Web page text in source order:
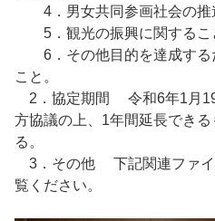
4．男女共同参画社会の推
5．観光の振興に関するこ
6．その他目的を達成する
こと。
2．協定期間 令和6年1月19
方協議の上、1年間延長でき
る。
3．その他 下記関連ファイ
覧ください。